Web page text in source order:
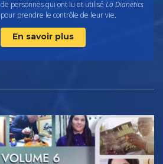
de personnes qui ont lu et utilisé La Dianetics
pour prendre le contrôle de leur vie.
En savoir plus